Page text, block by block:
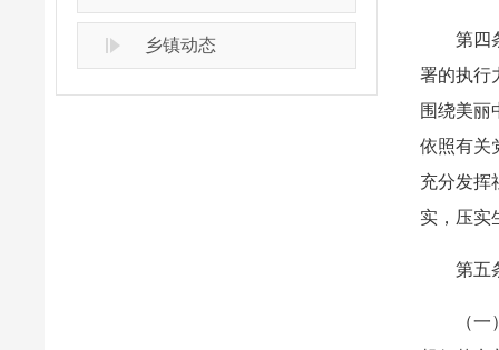
乡镇动态
第四
署的执行
围绕美丽
依照有关
充分发挥
实，压实
第五
（